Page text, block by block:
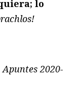
lo
Apuntes 2020-